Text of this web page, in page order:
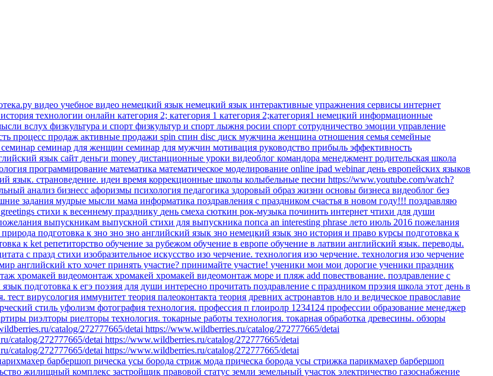
видео учебное видео немецкий язык немецкий язык интерактивные упражнения сервисы интернет
технологии онлайн категория 2; категория 1 категория 2;категория1 немецкий информационные
вслух физкультура и спорт физкультур и спорт лыжня росии спорт сотрудничество эмоции управление
процесс продаж активные продажи spin спин disc диск мужчина женщина отношения семья семейные
семинар семинар для женщин семинар для мужчин мотивация руководство прибыль эффективность
язык сайт деньги money дистанционные уроки видеоблог командора менеджмент родительская школа
программирование математика математическое моделирование online ipad webinar день европейских языков
язык. страноведение. идеи время коррекционные школы колыбельные песни https://www.youtube.com/watch?
анализ бизнесс афоризмы психология педагогика здоровый образ жизни основы бизнеса видеоблог без
задания мудрые мысли мама информатика поздравления с праздником счастья в новом году!!! поздравляю
greetings стихи к весеннему празднику день смеха сюткин рок-музыка починить интернет чтихи для души
выпускникам выпускной стихи для выпускника попса an interesting phrase лето июль 2016 пожелания
природа подготовка к зно зно зно английский язык зно немецкий язык зно история и право курсы подготовка к
к ket репетиторство обучение за рубежом обучение в европе обучение в латвии английский язык. переводы.
с празд стихи изобразительное искусство изо черчение. технология изо черчение. технология изо черчение
английский кто хочет принять участие? принимайте участие! ученики мои мои дорогие ученики праздник
хромакей видеомонтаж хромакей хромакей видеомонтаж море и пляж add повествование. поздравление с
подготовка к егэ поэзия для души интересно прочитать поздравление с праздником прэзия школа этот день в
тест вирусология иммунитет теория палеоконтакта теория древних астронавтов нло и ведическое православие
стиль уфолизм фотография технология. профессия п глоиролр 1234124 профессии образование менеджер
риэлторы риелторы технология. токарные работы технология. токарная обработка древесины. обзоры
catalog/272777665/detai https://www.wildberries.ru/catalog/272777665/detai
catalog/272777665/detai https://www.wildberries.ru/catalog/272777665/detai
catalog/272777665/detai https://www.wildberries.ru/catalog/272777665/detai
барбершоп рическа усы борода стриж мода прическа борода усы стрижка парикмахер барбершоп
жилищный комплекс застройщик правовой статус земли земельный участок электричество газоснабжение